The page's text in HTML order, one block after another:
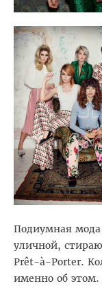
Подиумная
уличной,
Prêt-à-Porter.
именно об